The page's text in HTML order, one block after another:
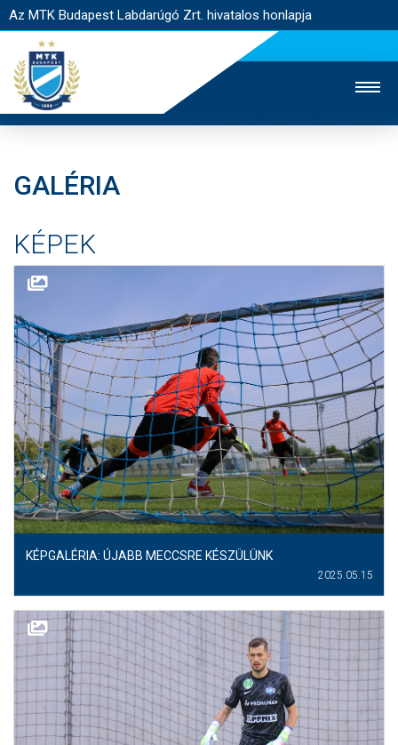
Az MTK Budapest Labdarúgó Zrt. hivatalos honlapja
JEGYÉRTÉKESÍTÉS
EGYESÜLET
KAPCSOLAT
NYITÓLAP
HÍREK
CSAPATOK
MÉRKŐZÉSEK
KLUB
GALÉRIA
SZURKOLÓI ÉLMÉNYEK
GALÉRIA
KÉPEK
KÉPGALÉRIA: ÚJABB MECCSRE KÉSZÜLÜNK
2025.05.15